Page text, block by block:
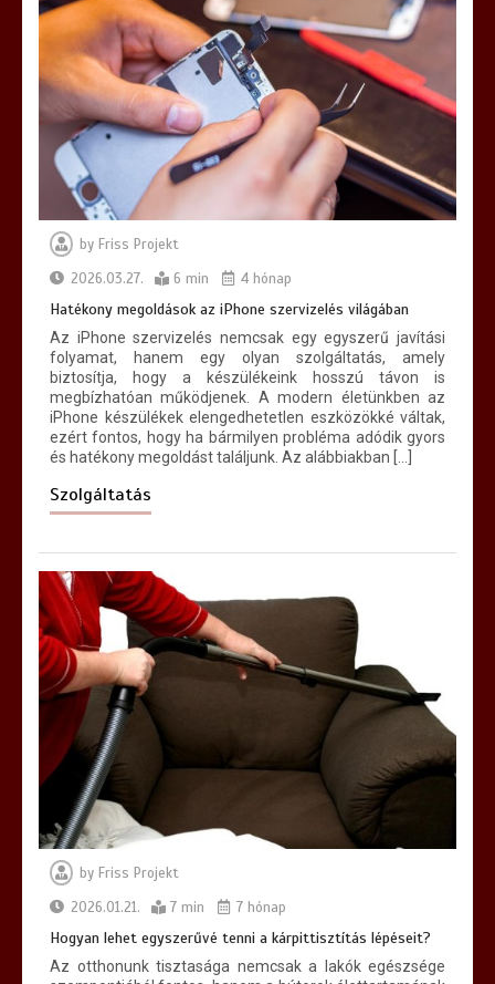
by Friss Projekt
2026.03.27.
6 min 4 hónap
Hatékony megoldások az iPhone szervizelés világában
Az iPhone szervizelés nemcsak egy egyszerű javítási
folyamat, hanem egy olyan szolgáltatás, amely
biztosítja, hogy a készülékeink hosszú távon is
megbízhatóan működjenek. A modern életünkben az
iPhone készülékek elengedhetetlen eszközökké váltak,
ezért fontos, hogy ha bármilyen probléma adódik gyors
és hatékony megoldást találjunk. Az alábbiakban […]
Szolgáltatás
by Friss Projekt
2026.01.21.
7 min 7 hónap
Hogyan lehet egyszerűvé tenni a kárpittisztítás lépéseit?
Az otthonunk tisztasága nemcsak a lakók egészsége